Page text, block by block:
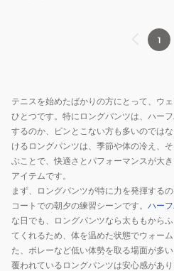
1
テニスを始めたばかりの方にとって、ウ
ひとつです。特にロングパンツは、ハー
するのか、ピンとこない方も多いのでは
けるロングパンツは、季節や体の冷え、
ぶことで、快適さとパフォーマンスが大
アイテムです。
まず、ロングパンツが特に力を発揮する
コートでの朝夕の練習シーンです。 ハー
な日でも、ロングパンツなら太ももから
てくれるため、体を温めた状態でウォー
た、ボレーなど低い体勢を取る場面が多
覆われているロングパンツは安心感があり